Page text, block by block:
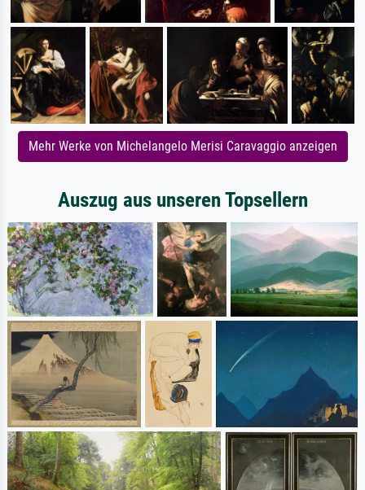
Mehr Werke von Michelangelo Merisi Caravaggio anzeigen
Auszug aus unseren Topsellern